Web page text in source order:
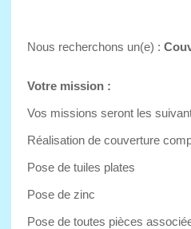
Nous recherchons un(e) :
Votre mission :
Vos missions seront les
Réalisation de couverture
Pose de tuiles plates
Pose de zinc
Pose de toutes pièces